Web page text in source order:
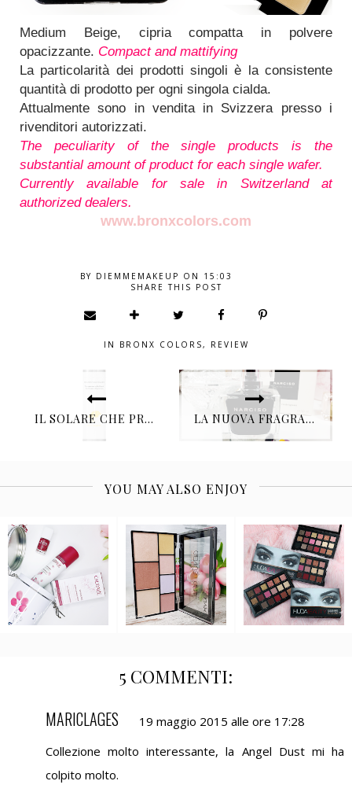
Medium Beige, cipria compatta in polvere
opacizzante. Compact and mattifying
La particolarità dei prodotti singoli è la consistente
quantità di prodotto per ogni singola cialda.
Attualmente sono in vendita in Svizzera presso i
rivenditori autorizzati.
The peculiarity of the single products is the
substantial amount of product for each single wafer.
Currently available for sale in Switzerland at
authorized dealers.
www.bronxcolors.com
BY DIEMMEMAKEUP ON 15:03
SHARE THIS POST
IN BRONX COLORS, REVIEW
IL SOLARE CHE PROTEGGE E RIPARA LE CELLULE DANNEGGIATE FIRMATO SUSANNE KAUFMANN LA NUOVA FRAGRANZA NARCISO EAU DE TOILETTE
YOU MAY ALSO ENJOY
5 COMMENTI:
MARICLAGES
19 maggio 2015 alle ore 17:28
Collezione molto interessante, la Angel Dust mi ha
colpito molto.